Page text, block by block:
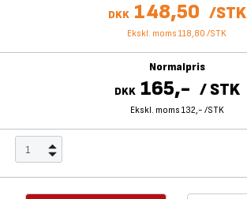
DKK 148,50 /STK
Ekskl. moms 118,80 /STK
Normalpris
DKK 165,- / STK
Ekskl. moms 132,- /STK